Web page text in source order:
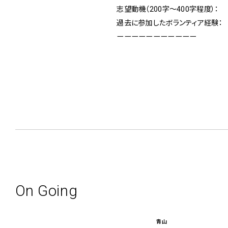
志望動機（200字〜400字程度）：
過去に参加したボランティア経験：
ーーーーーーーーーーー
On Going
青山